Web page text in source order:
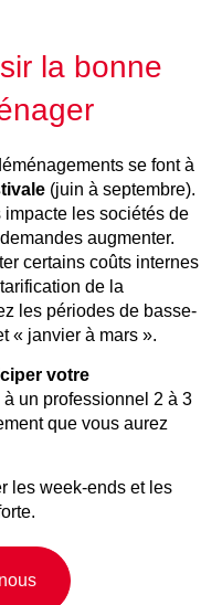
la bonne
se font à
(juin à septembre).
impacte les sociétés de
augmenter.
certains coûts internes
de la
les périodes de basse-
« janvier à mars ».
votre
un professionnel 2 à 3
que vous aurez
les week-ends et les